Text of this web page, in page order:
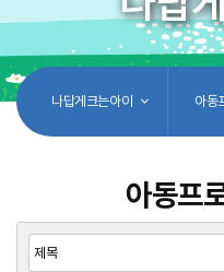
나답게크는아이 아동
아동프